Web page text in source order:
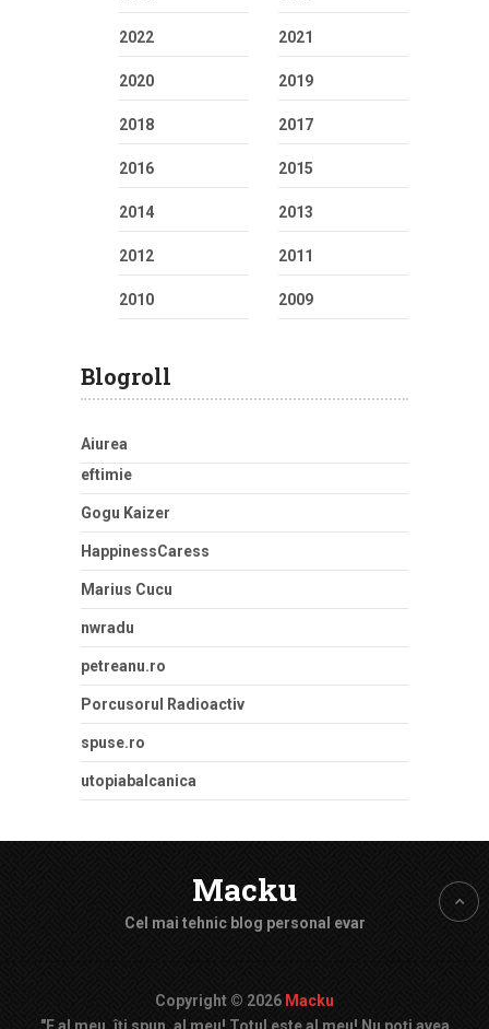
2022 2021
2020 2019
2018 2017
2016 2015
2014 2013
2012 2011
2010 2009
Blogroll
Aiurea
eftimie
Gogu Kaizer
HappinessCaress
Marius Cucu
nwradu
petreanu.ro
Porcusorul Radioactiv
spuse.ro
utopiabalcanica
Macku
Cel mai tehnic blog personal evar
Copyright © 2026 Macku